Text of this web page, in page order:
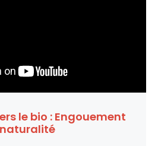
le bio : Engouement